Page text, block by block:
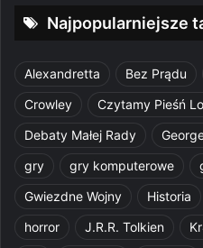
Najpopularniejsze
Alexandretta Bez Prądu
Crowley
Czytamy Pieśń
Debaty Małej Rady
gry
gry komputerowe
Gwiezdne Wojny
Historia
horror
J.R.R. Tolkien